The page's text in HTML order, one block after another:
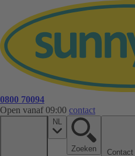
0800 70094
Open vanaf 09:00 contact
NL
Zoeken